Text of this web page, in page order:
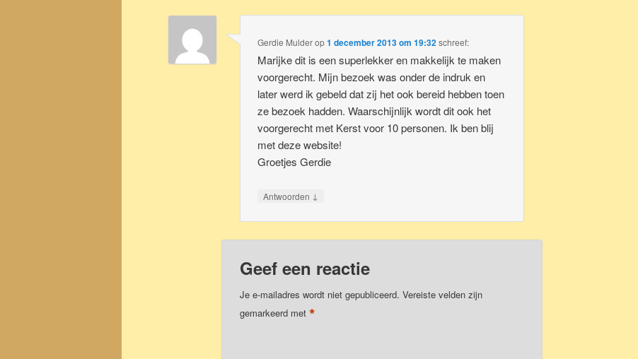
Gerdie Mulderop1 december 2013 om 19:32schreef:
Marijke dit is een superlekker en makkelijk te maken
voorgerecht. Mijn bezoek was onder de indruk en
later werd ik gebeld dat zij het ook bereid hebben toen
ze bezoek hadden. Waarschijnlijk wordt dit ook het
voorgerecht met Kerst voor 10 personen. Ik ben blij
met deze website!
Groetjes Gerdie
Antwoorden ↓
Geef een reactie
Je e-mailadres wordt niet gepubliceerd. Vereiste velden zijn
gemarkeerd met *